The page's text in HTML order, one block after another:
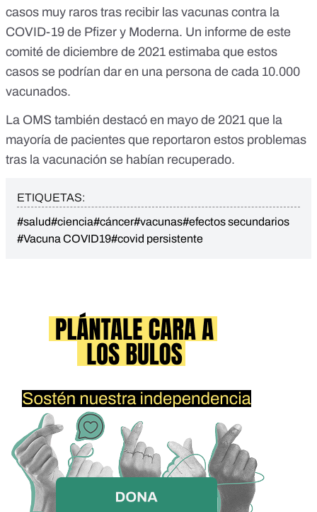
casos muy raros tras recibir las vacunas contra la
COVID-19 de Pfizer y Moderna. Un informe de este
comité de diciembre de 2021 estimaba que estos
casos se podrían dar en una persona de cada 10.000
vacunados.
La OMS también destacó en mayo de 2021 que la
mayoría de pacientes que reportaron estos problemas
tras la vacunación se habían recuperado.
ETIQUETAS:
#salud#ciencia#cáncer#vacunas#efectos secundarios
#Vacuna COVID19#covid persistente